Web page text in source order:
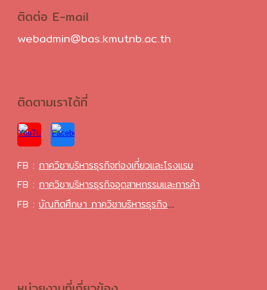
ติดต่อ E-mail
webadmin@bas.kmutnb.ac.th
ติดตามเราได้ที่
FB :ภาควิชาบริหารธุรกิจท่องเที่ยวและโรงแรม
FB :ภาควิชาบริหารธุรกิจอุตสาหกรรมและการค้า
FB :บัณฑิตศึกษาภาควิชาบริหารธุรกิจ....